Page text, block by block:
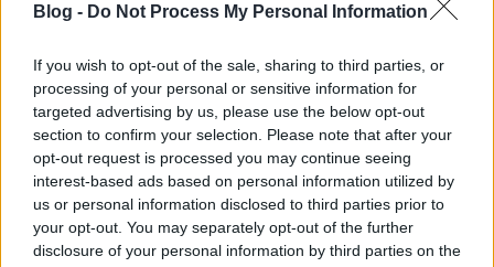
Blog - Do Not Process My Personal Information
If you wish to opt-out of the sale, sharing to third parties, or
processing of your personal or sensitive information for
targeted advertising by us, please use the below opt-out
section to confirm your selection. Please note that after your
opt-out request is processed you may continue seeing
interest-based ads based on personal information utilized by
us or personal information disclosed to third parties prior to
your opt-out. You may separately opt-out of the further
disclosure of your personal information by third parties on the
Több, mint kilencven éves Pest első
zebrája